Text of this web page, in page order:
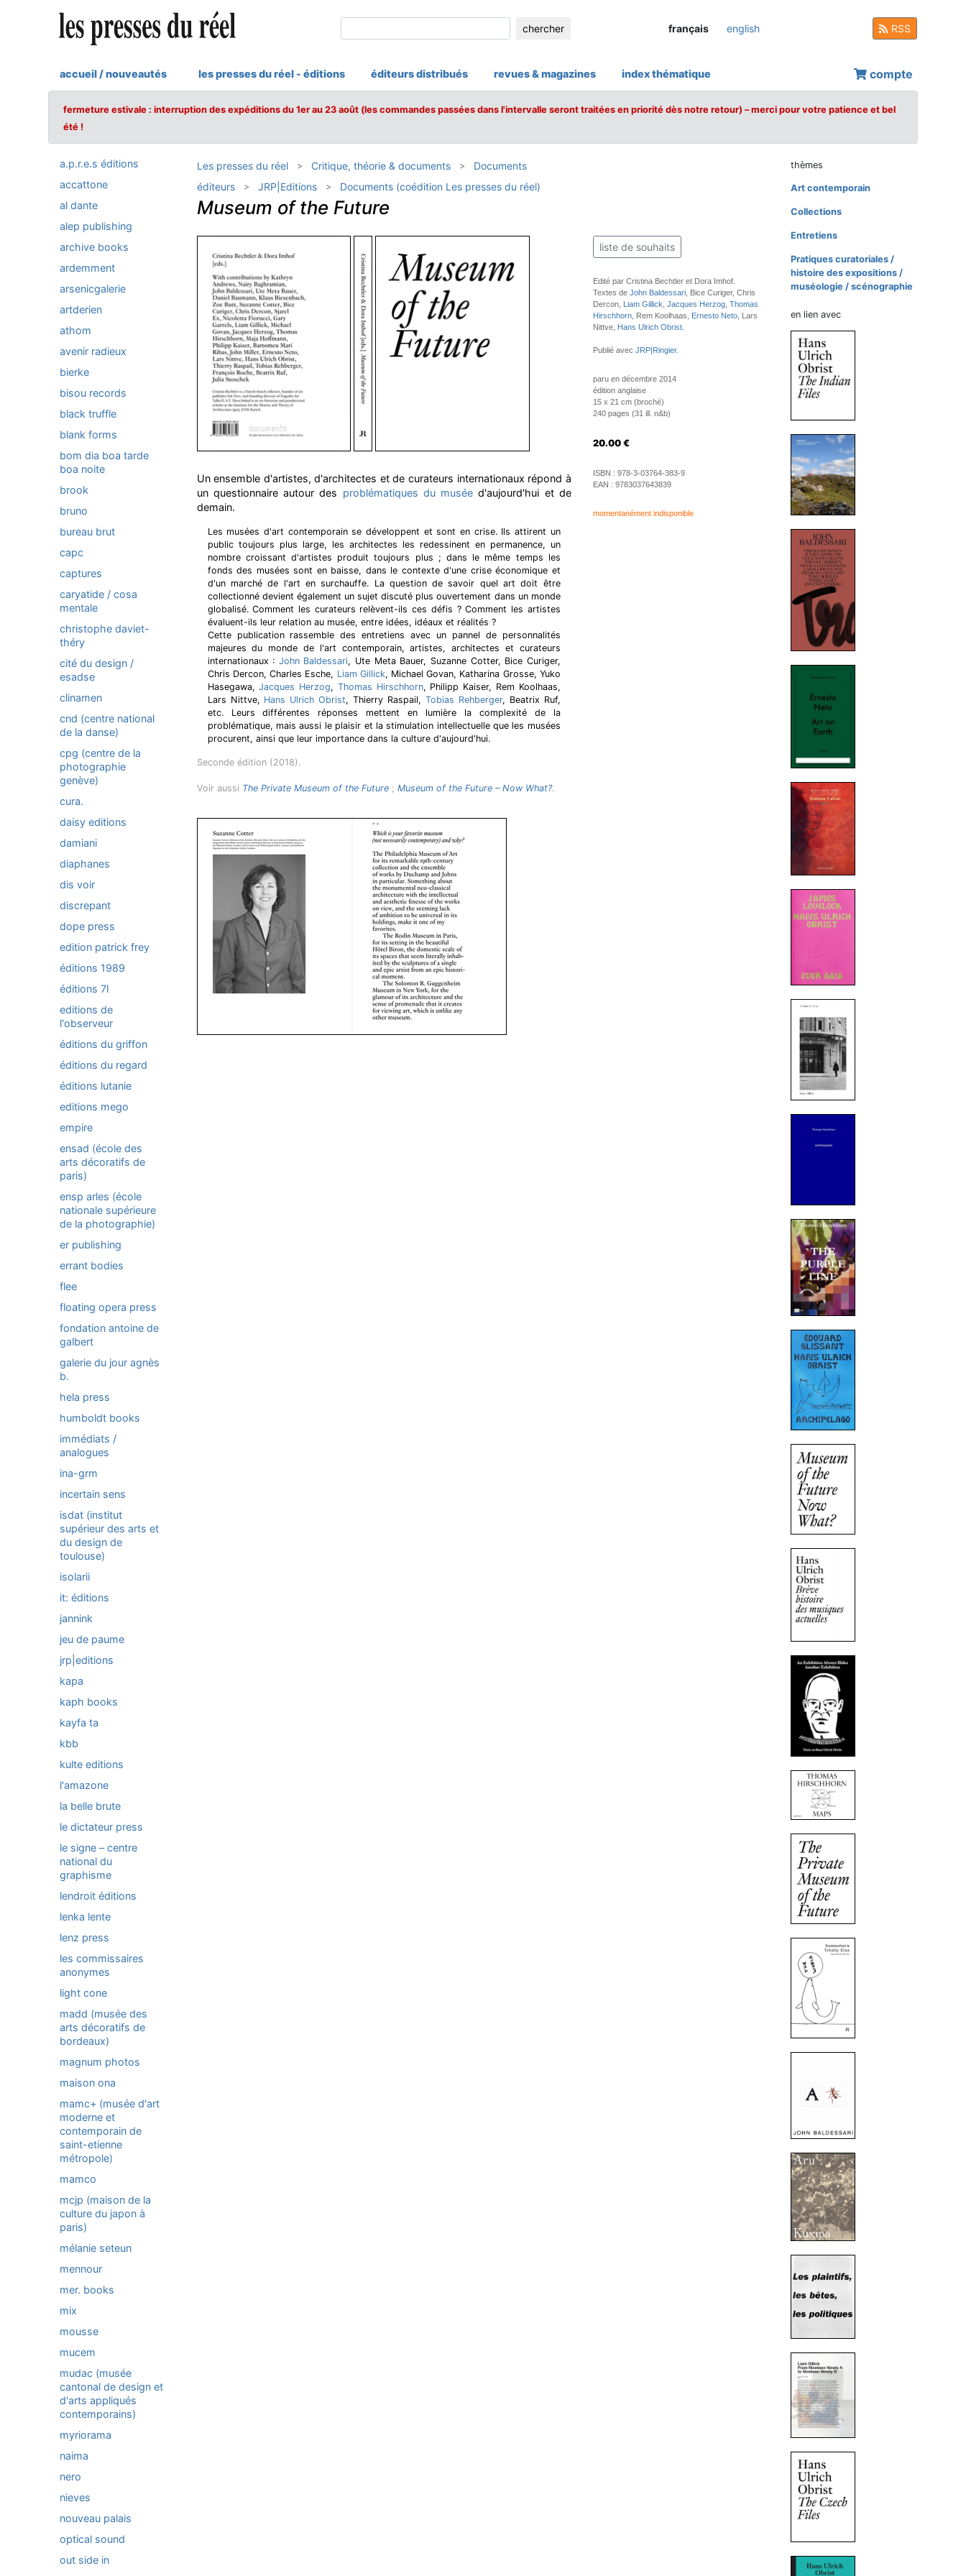
chercher français english RSS
accueil / nouveautés les presses du réel - éditions éditeurs distribués revues & magazines index thématique compte
fermeture estivale : interruption des expéditions du 1er au 23 août (les commandes passées dans l'intervalle seront traitées en priorité dès notre retour) – merci pour votre patience et bel
été !
a.p.r.e.s éditions
accattone
al dante
alep publishing
archive books
ardemment
arsenicgalerie
artderien
athom
avenir radieux
bierke
bisou records
black truffle
blank forms
bom dia boa tarde
boa noite
brook
bruno
bureau brut
capc
captures
caryatide / cosa
mentale
christophe daviet-
théry
cité du design /
esadse
clinamen
cnd (centre national
de la danse)
cpg (centre de la
photographie
genève)
cura.
daisy editions
damiani
diaphanes
dis voir
discrepant
dope press
edition patrick frey
éditions 1989
éditions 7l
editions de
l'observeur
éditions du griffon
éditions du regard
éditions lutanie
editions mego
empire
ensad (école des
arts décoratifs de
paris)
ensp arles (école
nationale supérieure
de la photographie)
er publishing
errant bodies
flee
floating opera press
fondation antoine de
galbert
galerie du jour agnès
b.
hela press
humboldt books
immédiats /
analogues
ina-grm
incertain sens
isdat (institut
supérieur des arts et
du design de
toulouse)
isolarii
it: éditions
jannink
jeu de paume
jrp|editions
kapa
kaph books
kayfa ta
kbb
kulte editions
l'amazone
la belle brute
le dictateur press
le signe – centre
national du
graphisme
lendroit éditions
lenka lente
lenz press
les commissaires
anonymes
light cone
madd (musée des
arts décoratifs de
bordeaux)
magnum photos
maison ona
mamc+ (musée d'art
moderne et
contemporain de
saint-etienne
métropole)
mamco
mcjp (maison de la
culture du japon à
paris)
mélanie seteun
mennour
mer. books
mix
mousse
mucem
mudac (musée
cantonal de design et
d'arts appliqués
contemporains)
myriorama
naima
nero
nieves
nouveau palais
optical sound
out side in
Les presses du réel Critique, théorie & documents
Documents
éditeurs
JRP|Editions Documents (coédition Les presses du réel)
Museum of the Future
Un ensemble d'artistes, d'architectes et de curateurs internationaux répond à
un questionnaire autour des problématiques du musée d'aujourd'hui et de
demain.
Les musées d'art contemporain se développent et sont en crise. Ils attirent un
public toujours plus large, les architectes les redessinent en permanence, un
nombre croissant d'artistes produit toujours plus ; dans le même temps les
fonds des musées sont en baisse, dans le contexte d'une crise économique et
d'un marché de l'art en surchauffe. La question de savoir quel art doit être
collectionné devient également un sujet discuté plus ouvertement dans un monde
globalisé. Comment les curateurs relèvent-ils ces défis ? Comment les artistes
évaluent-ils leur relation au musée, entre idées, idéaux et réalités ?
Cette publication rassemble des entretiens avec un pannel de personnalités
majeures du monde de l'art contemporain, artistes, architectes et curateurs
internationaux : John Baldessari, Ute Meta Bauer, Suzanne Cotter, Bice Curiger,
Chris Dercon, Charles Esche, Liam Gillick, Michael Govan, Katharina Grosse, Yuko
Hasegawa,Jacques Herzog, Thomas Hirschhorn, Philipp Kaiser, Rem Koolhaas,
Lars Nittve, Hans Ulrich Obrist, Thierry Raspail,Tobias Rehberger, Beatrix Ruf,
etc. Leurs différentes réponses mettent en lumière la complexité de la
problématique, mais aussi le plaisir et la stimulation intellectuelle que les musées
procurent, ainsi que leur importance dans la culture d'aujourd'hui.
Seconde édition (2018).
Voir aussi The Private Museum of the Future; Museum of the Future – Now What?.
liste de souhaits
Edité par Cristina Bechtler et Dora Imhof.
Textes de John Baldessari, Bice Curiger, Chris
Dercon, Liam Gillick Jacques Herzog, Thomas
Hirschhorn, Rem Koolhaas, Ernesto Neto, Lars
Nittve, Hans Ulrich Obrist.
Publié avec JRP|Ringier.
paru en décembre 2014
édition anglaise
15 x 21 cm (broché)
240 pages (31 ill. n&b)
20.00 €
ISBN : 978-3-03764-383-9
EAN : 9783037643839
momentanément indisponible
thèmes
Art contemporain
Collections
Entretiens
Pratiques curatoriales /
histoire des expositions /
muséologie / scénographie
en lien avec